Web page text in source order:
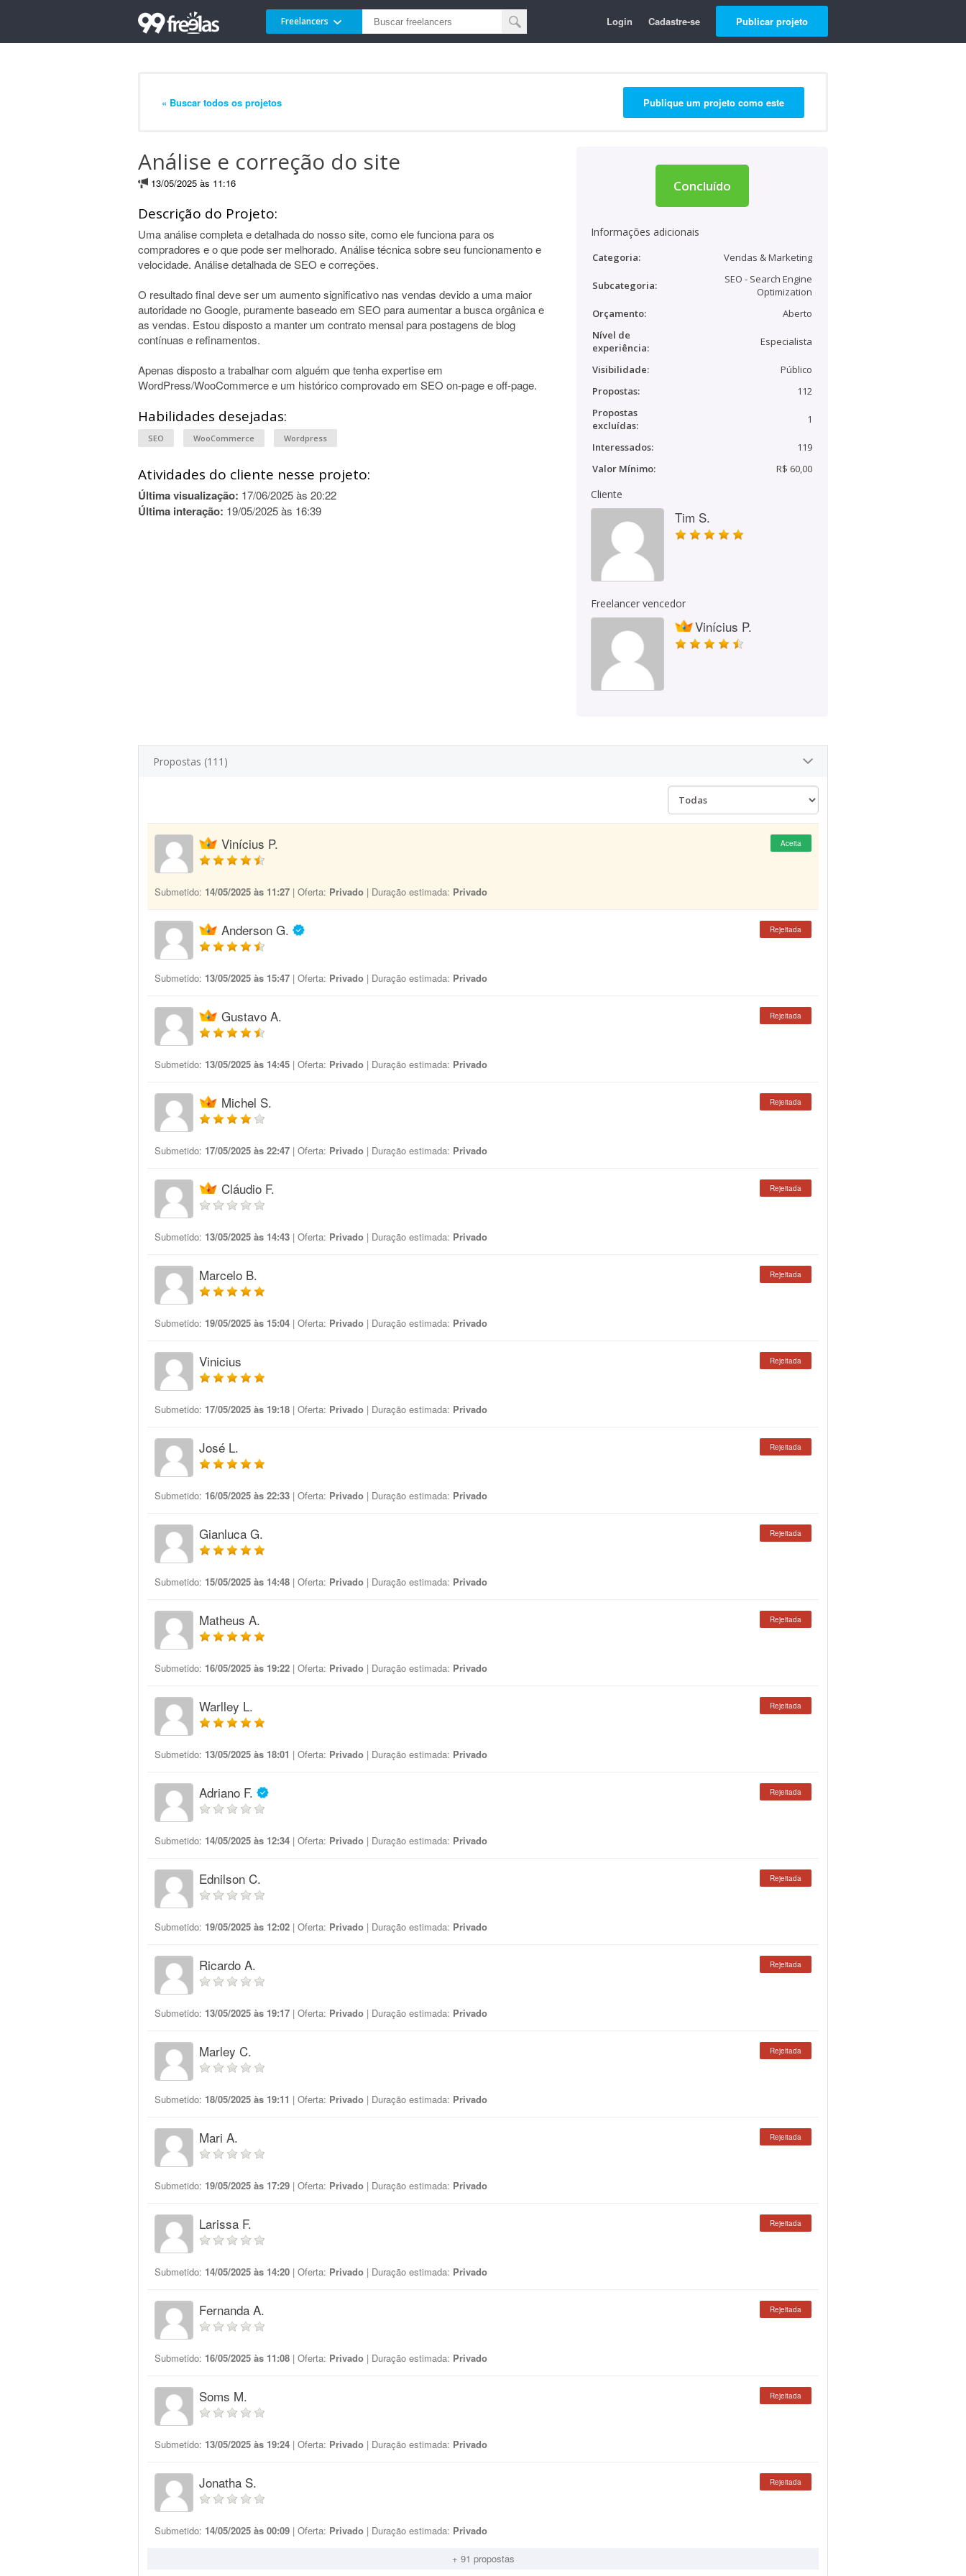
Freelancers Login Cadastre-se Publicar projeto
« Buscar todos os projetos Publique um projeto como este
Análise e correção do site
13/05/2025 às 11:16
Descrição do Projeto:
Uma análise completa e detalhada do nosso site, como ele funciona para os
compradores e o que pode ser melhorado. Análise técnica sobre seu funcionamento e
velocidade. Análise detalhada de SEO e correções.
O resultado final deve ser um aumento significativo nas vendas devido a uma maior
autoridade no Google, puramente baseado em SEO para aumentar a busca orgânica e
as vendas. Estou disposto a manter um contrato mensal para postagens de blog
contínuas e refinamentos.
Apenas disposto a trabalhar com alguém que tenha expertise em
WordPress/WooCommerce e um histórico comprovado em SEO on-page e off-page.
Habilidades desejadas:
SEO WooCommerce Wordpress
Atividades do cliente nesse projeto:
Última visualização: 17/06/2025 às 20:22
Última interação: 19/05/2025 às 16:39
Concluído
Informações adicionais
Categoria: Vendas & Marketing
Subcategoria:
SEO - Search Engine
Optimization
Orçamento:
Aberto
Nível de
experiência:
Especialista
Visibilidade:
Público
Propostas:
112
Propostas
excluídas:
1
Interessados:
119
Valor Mínimo:
R$ 60,00
Cliente
Tim S.
Freelancer vencedor
Vinícius P.
Propostas (111)
Vinícius P. Aceita
Submetido: 14/05/2025 às 11:27 | Oferta: Privado | Duração estimada: Privado
Anderson G. Rejeitada
Submetido: 13/05/2025 às 15:47 | Oferta: Privado | Duração estimada: Privado
Gustavo A. Rejeitada
Submetido: 13/05/2025 às 14:45 | Oferta: Privado | Duração estimada: Privado
Michel S. Rejeitada
Submetido: 17/05/2025 às 22:47 | Oferta: Privado | Duração estimada: Privado
Cláudio F. Rejeitada
Submetido: 13/05/2025 às 14:43 | Oferta: Privado | Duração estimada: Privado
Marcelo B. Rejeitada
Submetido: 19/05/2025 às 15:04 | Oferta: Privado | Duração estimada: Privado
Vinicius Rejeitada
Submetido: 17/05/2025 às 19:18 | Oferta: Privado | Duração estimada: Privado
José L. Rejeitada
Submetido: 16/05/2025 às 22:33 | Oferta: Privado | Duração estimada: Privado
Gianluca G. Rejeitada
Submetido: 15/05/2025 às 14:48 | Oferta: Privado | Duração estimada: Privado
Matheus A. Rejeitada
Submetido: 16/05/2025 às 19:22 | Oferta: Privado | Duração estimada: Privado
Warlley L. Rejeitada
Submetido: 13/05/2025 às 18:01 | Oferta: Privado | Duração estimada: Privado
Adriano F. Rejeitada
Submetido: 14/05/2025 às 12:34 | Oferta: Privado | Duração estimada: Privado
Ednilson C. Rejeitada
Submetido: 19/05/2025 às 12:02 | Oferta: Privado | Duração estimada: Privado
Ricardo A. Rejeitada
Submetido: 13/05/2025 às 19:17 | Oferta: Privado | Duração estimada: Privado
Marley C. Rejeitada
Submetido: 18/05/2025 às 19:11 | Oferta: Privado | Duração estimada: Privado
Mari A. Rejeitada
Submetido: 19/05/2025 às 17:29 | Oferta: Privado | Duração estimada: Privado
Larissa F. Rejeitada
Submetido: 14/05/2025 às 14:20 | Oferta: Privado | Duração estimada: Privado
Fernanda A. Rejeitada
Submetido: 16/05/2025 às 11:08 | Oferta: Privado | Duração estimada: Privado
Soms M. Rejeitada
Submetido: 13/05/2025 às 19:24 | Oferta: Privado | Duração estimada: Privado
Jonatha S. Rejeitada
Submetido: 14/05/2025 às 00:09 | Oferta: Privado | Duração estimada: Privado
+ 91 propostas